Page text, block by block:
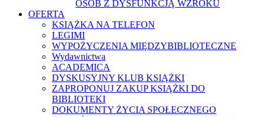
OSÓB Z DYSFUNKCJĄ WZROKU
OFERTA
KSIĄŻKA NA TELEFON
LEGIMI
WYPOŻYCZENIA MIĘDZYBIBLIOTECZNE
Wydawnictwa
ACADEMICA
DYSKUSYJNY KLUB KSIĄŻKI
ZAPROPONUJ ZAKUP KSIĄŻKI DO
BIBLIOTEKI
DOKUMENTY ŻYCIA SPOŁECZNEGO